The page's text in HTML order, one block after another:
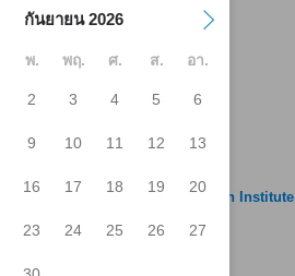
กันยายน 2026
พ. พฤ. ศ. ส. อา.
2 3 4 5 6
9 10 11 12 13
16 17 18 19 20
23 24 25 26 27
Nomugi Touge
Suzuki Shin-ichi Talent Education Institute
ศาลเจ้าฟุกาชิ